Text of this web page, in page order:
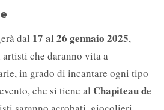
dal 17 al 26 gennaio 2025,
che daranno vita a
in grado di incantare ogni tipo
che si tiene al Chapiteau de